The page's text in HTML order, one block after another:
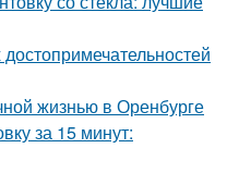
жизнью в Оренбурге
за 15 минут: